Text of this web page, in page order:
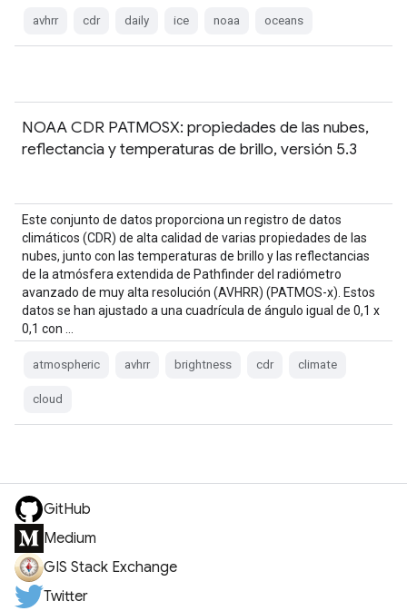
avhrr cdr daily ice noaa oceans
NOAA CDR PATMOSX: propiedades de las nubes,
reflectancia y temperaturas de brillo, versión 5.3
Este conjunto de datos proporciona un registro de datos
climáticos (CDR) de alta calidad de varias propiedades de las
nubes, junto con las temperaturas de brillo y las reflectancias
de la atmósfera extendida de Pathfinder del radiómetro
avanzado de muy alta resolución (AVHRR) (PATMOS-x). Estos
datos se han ajustado a una cuadrícula de ángulo igual de 0,1 x
0,1 con …
atmospheric avhrr brightness cdr climate
cloud
GitHub
Medium
GIS Stack Exchange
Twitter